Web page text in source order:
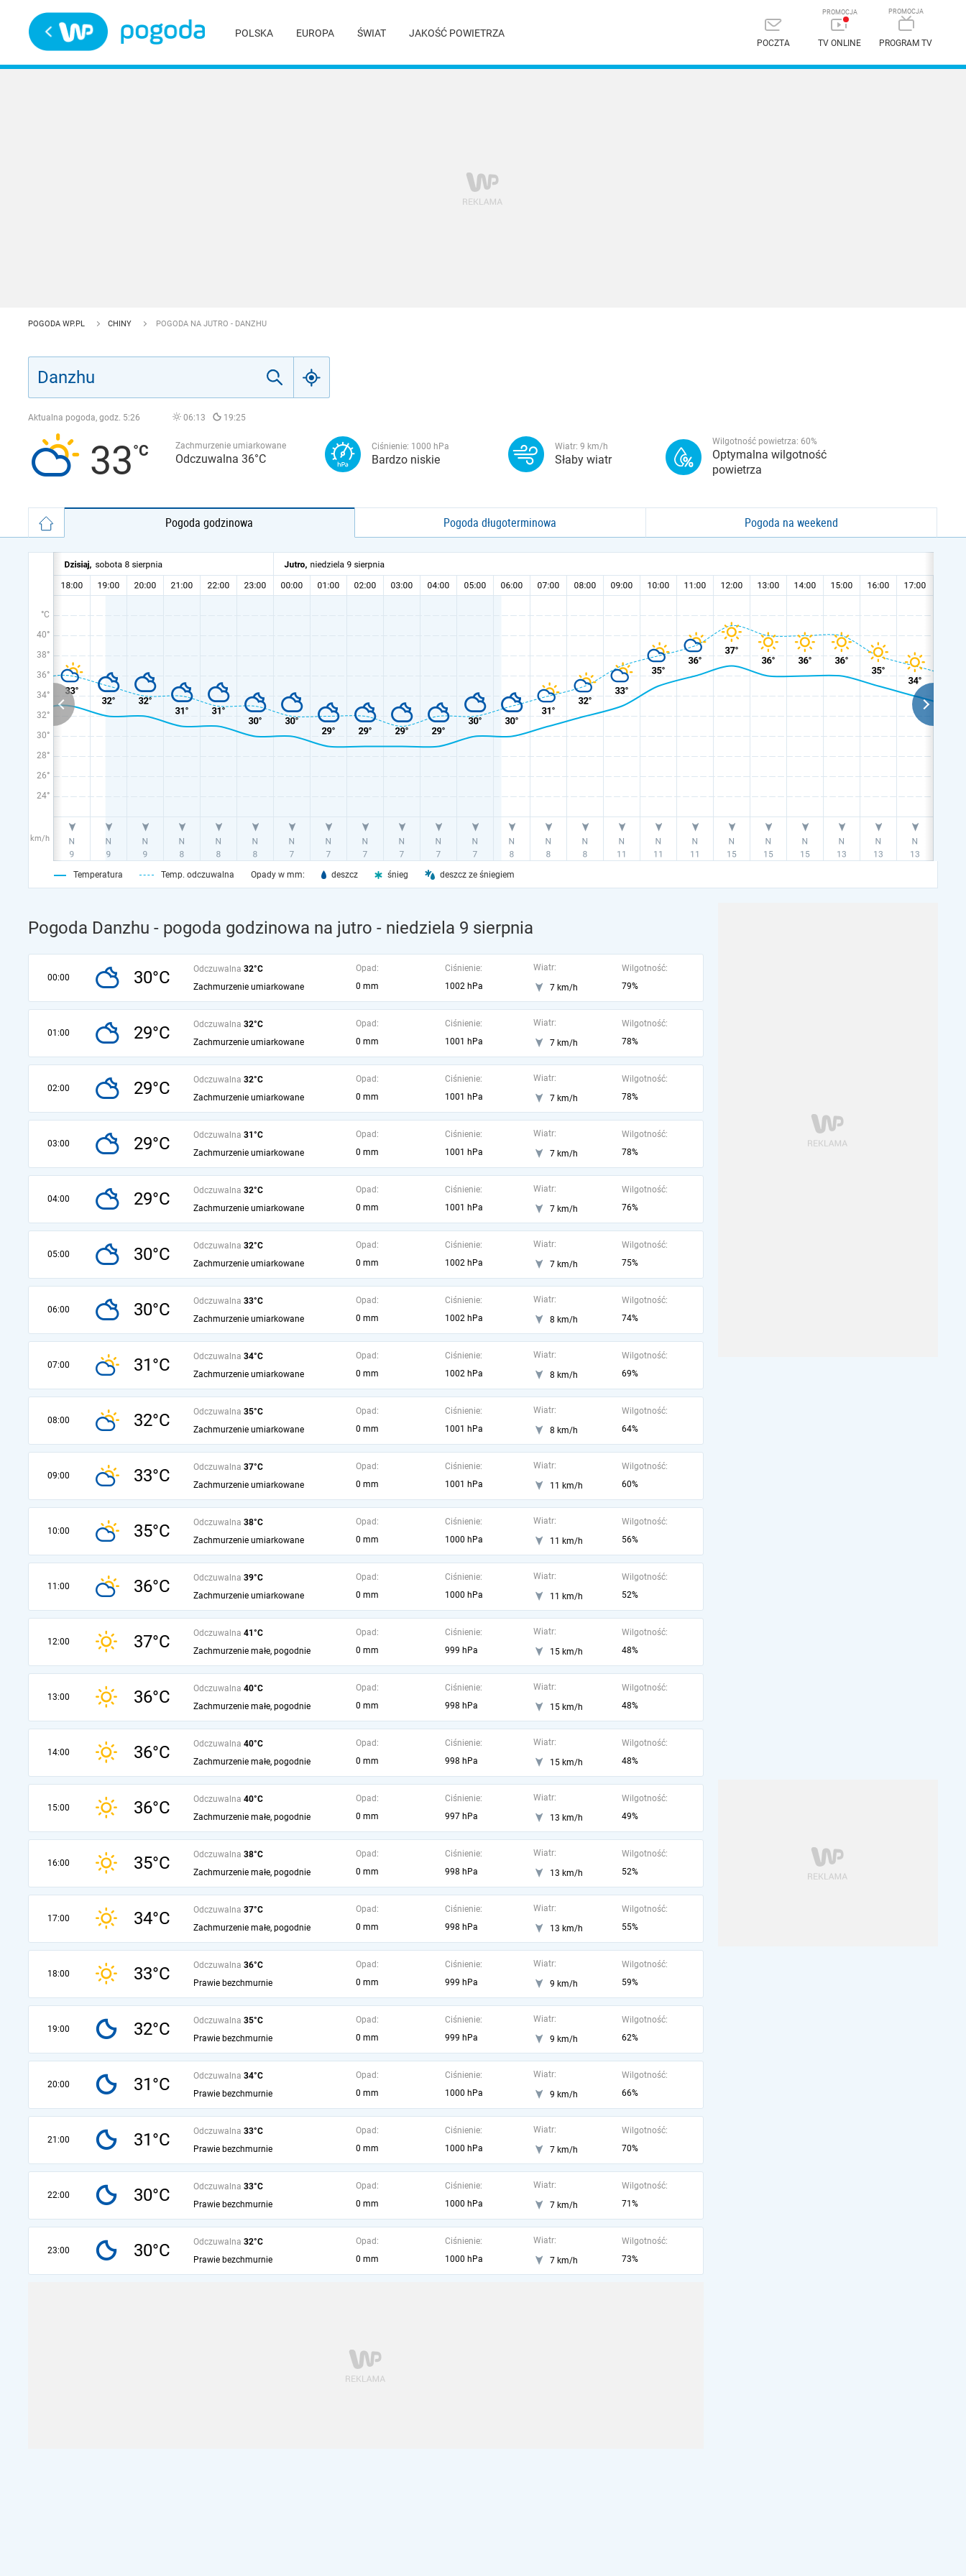
POLSKA EUROPA ŚWIAT JAKOŚĆ POWIETRZA
POCZTA TV ONLINE PROGRAM TV
POGODA WP.PL CHINY POGODA NA JUTRO - DANZHU
Aktualna pogoda, godz. 5:26 06:13 19:25
33 Zachmurzenie umiarkowane
Odczuwalna 36°C
Ciśnienie: 1000 hPa
Bardzo niskie
Wiatr: 9 km/h
Słaby wiatr
Wilgotność powietrza: 60%
Optymalna wilgotność
powietrza
Pogoda godzinowa Pogoda długoterminowa Pogoda na weekend
°C
40°
38°
36°
34°
32°
30°
28°
26°
24°
km/h
Temperatura Temp. odczuwalna Opady w mm: deszcz śnieg deszcz ze śniegiem
Pogoda Danzhu - pogoda godzinowa na jutro - niedziela 9 sierpnia
00:00 30°C Odczuwalna 32°C
Zachmurzenie umiarkowane
Opad:
0 mm
Ciśnienie:
1002 hPa
Wiatr:
7 km/h
Wilgotność:
79%
01:00 29°C Odczuwalna 32°C
Zachmurzenie umiarkowane
Opad:
0 mm
Ciśnienie:
1001 hPa
Wiatr:
7 km/h
Wilgotność:
78%
02:00 29°C Odczuwalna 32°C
Zachmurzenie umiarkowane
Opad:
0 mm
Ciśnienie:
1001 hPa
Wiatr:
7 km/h
Wilgotność:
78%
03:00 29°C Odczuwalna 31°C
Zachmurzenie umiarkowane
Opad:
0 mm
Ciśnienie:
1001 hPa
Wiatr:
7 km/h
Wilgotność:
78%
04:00 29°C Odczuwalna 32°C
Zachmurzenie umiarkowane
Opad:
0 mm
Ciśnienie:
1001 hPa
Wiatr:
7 km/h
Wilgotność:
76%
05:00 30°C Odczuwalna 32°C
Zachmurzenie umiarkowane
Opad:
0 mm
Ciśnienie:
1002 hPa
Wiatr:
7 km/h
Wilgotność:
75%
06:00 30°C Odczuwalna 33°C
Zachmurzenie umiarkowane
Opad:
0 mm
Ciśnienie:
1002 hPa
Wiatr:
8 km/h
Wilgotność:
74%
07:00 31°C Odczuwalna 34°C
Zachmurzenie umiarkowane
Opad:
0 mm
Ciśnienie:
1002 hPa
Wiatr:
8 km/h
Wilgotność:
69%
08:00 32°C Odczuwalna 35°C
Zachmurzenie umiarkowane
Opad:
0 mm
Ciśnienie:
1001 hPa
Wiatr:
8 km/h
Wilgotność:
64%
09:00 33°C Odczuwalna 37°C
Zachmurzenie umiarkowane
Opad:
0 mm
Ciśnienie:
1001 hPa
Wiatr:
11 km/h
Wilgotność:
60%
10:00 35°C Odczuwalna 38°C
Zachmurzenie umiarkowane
Opad:
0 mm
Ciśnienie:
1000 hPa
Wiatr:
11 km/h
Wilgotność:
56%
11:00 36°C Odczuwalna 39°C
Zachmurzenie umiarkowane
Opad:
0 mm
Ciśnienie:
1000 hPa
Wiatr:
11 km/h
Wilgotność:
52%
12:00 37°C Odczuwalna 41°C
Zachmurzenie małe, pogodnie
Opad:
0 mm
Ciśnienie:
999 hPa
Wiatr:
15 km/h
Wilgotność:
48%
13:00 36°C Odczuwalna 40°C
Zachmurzenie małe, pogodnie
Opad:
0 mm
Ciśnienie:
998 hPa
Wiatr:
15 km/h
Wilgotność:
48%
14:00 36°C Odczuwalna 40°C
Zachmurzenie małe, pogodnie
Opad:
0 mm
Ciśnienie:
998 hPa
Wiatr:
15 km/h
Wilgotność:
48%
15:00 36°C Odczuwalna 40°C
Zachmurzenie małe, pogodnie
Opad:
0 mm
Ciśnienie:
997 hPa
Wiatr:
13 km/h
Wilgotność:
49%
16:00 35°C Odczuwalna 38°C
Zachmurzenie małe, pogodnie
Opad:
0 mm
Ciśnienie:
998 hPa
Wiatr:
13 km/h
Wilgotność:
52%
17:00 34°C Odczuwalna 37°C
Zachmurzenie małe, pogodnie
Opad:
0 mm
Ciśnienie:
998 hPa
Wiatr:
13 km/h
Wilgotność:
55%
18:00 33°C Odczuwalna 36°C
Prawie bezchmurnie
Opad:
0 mm
Ciśnienie:
999 hPa
Wiatr:
9 km/h
Wilgotność:
59%
19:00 32°C Odczuwalna 35°C
Prawie bezchmurnie
Opad:
0 mm
Ciśnienie:
999 hPa
Wiatr:
9 km/h
Wilgotność:
62%
20:00 31°C Odczuwalna 34°C
Prawie bezchmurnie
Opad:
0 mm
Ciśnienie:
1000 hPa
Wiatr:
9 km/h
Wilgotność:
66%
21:00 31°C Odczuwalna 33°C
Prawie bezchmurnie
Opad:
0 mm
Ciśnienie:
1000 hPa
Wiatr:
7 km/h
Wilgotność:
70%
22:00 30°C Odczuwalna 33°C
Prawie bezchmurnie
Opad:
0 mm
Ciśnienie:
1000 hPa
Wiatr:
7 km/h
Wilgotność:
71%
23:00 30°C Odczuwalna 32°C
Prawie bezchmurnie
Opad:
0 mm
Ciśnienie:
1000 hPa
Wiatr:
7 km/h
Wilgotność:
73%